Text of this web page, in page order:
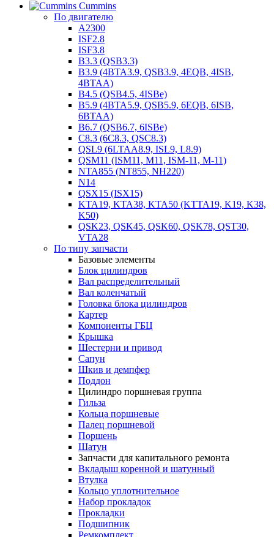
Cummins
По двигателю
A2300
ISF2.8
ISF3.8
B3.3 (QSB3.3)
B3.9 (4BTA3.9, QSB3.9, 4EQB, 4ISB,
4BTAA)
B4.5 (QSB4.5, 4ISBe)
B5.9 (4BTA5.9, QSB5.9, 6EQB, 6ISB,
6BTAA)
B6.7 (QSB6.7, 6ISBe)
C8.3 (6C8.3, QSC8.3)
QSL9 (6LTAA8.9, ISL9, L8.9)
QSM11 (ISM11, M11, ISM-11, M-11)
NTA855 (NT855, NH220)
N14
QSX15 (ISX15)
KTA19, KTA38, KTA50 (KTTA19, K19, K38,
K50)
QSK23, QSK45, QSK60, QSK78, QST30,
VTA28
По типу запчасти
Базовые элементы
Блок цилиндров
Вал распределительный
Вал коленчатый
Головка блока цилиндров
Картер
Компоненты ГБЦ
Крышка
Шестерни и привод
Сапун
Шкив и демпфер
Поддон
Цилиндро поршневая группа
Гильза
Кольца поршневые
Палец поршневой
Поршень
Шатун
Запчасти для капитального ремонта
Вкладыш коренной и шатунный
Втулка
Кольцо уплотнительное
Набор прокладок
Прокладки
Подшипник
Ремкомплект